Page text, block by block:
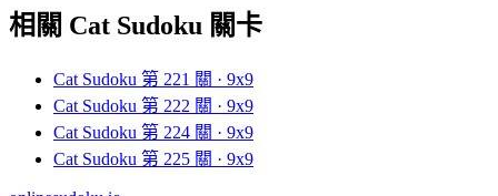
相關 Cat Sudoku 關卡
Cat Sudoku 第 221 關 · 9x9
Cat Sudoku 第 222 關 · 9x9
Cat Sudoku 第 224 關 · 9x9
Cat Sudoku 第 225 關 · 9x9